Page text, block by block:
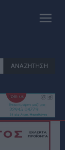
ΑΝΑΖΗΤΗΣΗ